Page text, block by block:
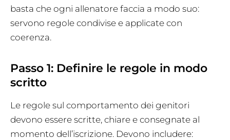
basta che ogni allenatore faccia a modo suo:
servono regole condivise e applicate con
coerenza.
Passo 1: Definire le regole in modo
scritto
Le regole sul comportamento dei genitori
devono essere scritte, chiare e consegnate al
momento dell’iscrizione. Devono includere: